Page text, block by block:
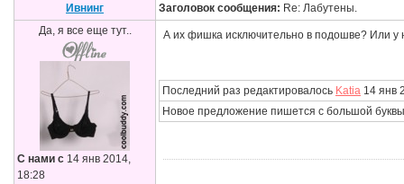
Ивнинг Заголовок сообщения: Re: Лабутены.
Да, я все еще тут..
С нами с 14 янв 2014,
18:28
А их фишка исключительно в подошве? Или у
Последний раз редактировалось Katia 14 янв
Новое предложение пишется с большой